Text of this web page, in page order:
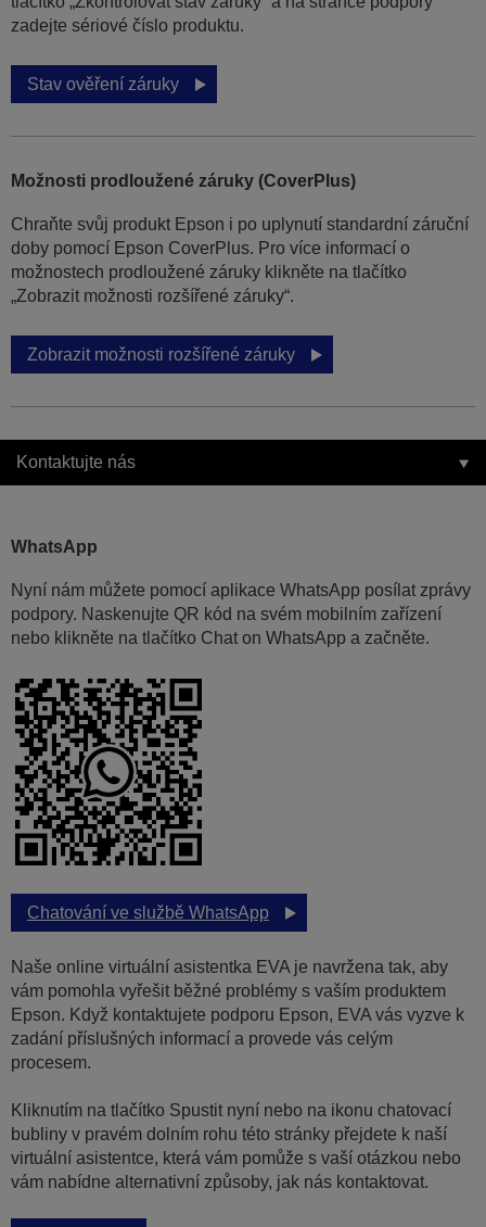
zadejte sériové číslo produktu.
Stav ověření záruky
Možnosti prodloužené záruky (CoverPlus)
Chraňte svůj produkt Epson i po uplynutí standardní záruční
doby pomocí Epson CoverPlus. Pro více informací o
možnostech prodloužené záruky klikněte na tlačítko
„Zobrazit možnosti rozšířené záruky“.
Zobrazit možnosti rozšířené záruky
Kontaktujte nás
WhatsApp
Nyní nám můžete pomocí aplikace WhatsApp posílat zprávy
podpory. Naskenujte QR kód na svém mobilním zařízení
nebo klikněte na tlačítko Chat on WhatsApp a začněte.
Chatování ve službě WhatsApp
Naše online virtuální asistentka EVA je navržena tak, aby
vám pomohla vyřešit běžné problémy s vaším produktem
Epson. Když kontaktujete podporu Epson, EVA vás vyzve k
zadání příslušných informací a provede vás celým
procesem.
Kliknutím na tlačítko Spustit nyní nebo na ikonu chatovací
bubliny v pravém dolním rohu této stránky přejdete k naší
virtuální asistentce, která vám pomůže s vaší otázkou nebo
vám nabídne alternativní způsoby, jak nás kontaktovat.